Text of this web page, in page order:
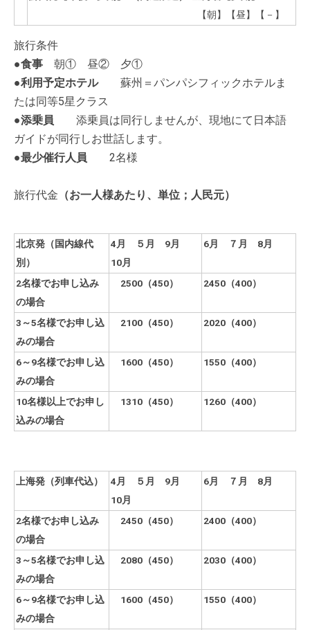
【朝】【昼】【－】
旅行条件
●食事 朝① 昼② 夕①
●利用予定ホテル 蘇州＝パンパシフィックホテルま
たは同等5星クラス
●添乗員 添乗員は同行しませんが、現地にて日本語
ガイドが同行しお世話します。
●最少催行人員 2名様
旅行代金 （お一人様あたり、単位；人民元）
北京発（国内線代
別 ）
4 月 ５月 9月
10月
6月 ７月 8月
2名様でお申し込み
の場合
2500（450） 2450 （400）
3 ～5名様でお申し込
みの場合
2100（450） 2020 （400）
6～9名様でお申し込
みの場合
1600（450） 1550 （400）
10名様以上でお申し
込みの場合
1310（450） 1260 （400）
上海発（列車代込） 4 月 ５月 9月
10月
6月 ７月 8月
2名様でお申し込み
の場合
2450（450） 2400 （400）
3 ～5名様でお申し込
みの場合
2080（450） 2030 （400）
6～9名様でお申し込
みの場合
1600（450） 1550 （400）